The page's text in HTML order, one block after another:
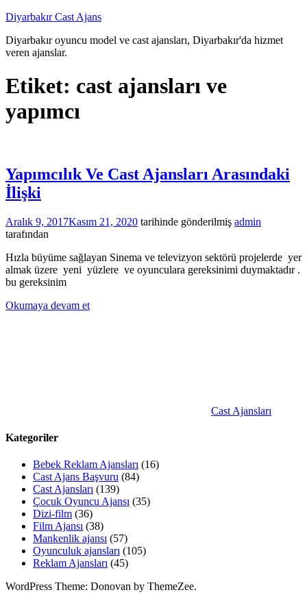
İçeriğe
Diyarbakır Cast Ajans
Diyarbakır oyuncu model ve cast ajansları, Diyarbakır'da hizmet
veren ajanslar.
Etiket: cast ajansları ve
yapımcı
Yapımcılık Ve Cast Ajansları Arasındaki
İlişki
Aralık 9, 2017Kasım 21, 2020 tarihinde gönderilmiş admin
tarafından
Hızla büyüme sağlayan Sinema ve televizyon sektörü projelerde yer
almak üzere yeni yüzlere ve oyunculara gereksinimi duymaktadır .
bu gereksinim
Okumaya devam et
Cast Ajansları
Kategoriler
Bebek Reklam Ajansları (16)
Cast Ajans Başvuru (84)
Cast Ajansları (139)
Çocuk Oyuncu Ajansı (35)
Dizi-film (36)
Film Ajansı (38)
Mankenlik ajansı (57)
Oyunculuk ajansları (105)
Reklam Ajansları (45)
WordPress Theme: Donovan by ThemeZee.